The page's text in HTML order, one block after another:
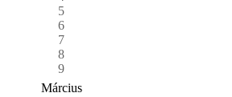
5
6
7
8
9
Március